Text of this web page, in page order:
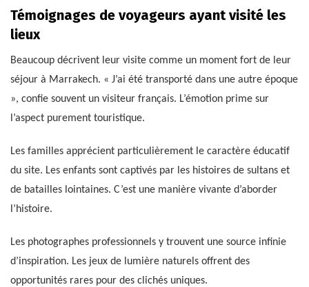
Témoignages de voyageurs ayant visité les
lieux
Beaucoup décrivent leur visite comme un moment fort de leur
séjour à Marrakech. « J’ai été transporté dans une autre époque
», confie souvent un visiteur français. L’émotion prime sur
l’aspect purement touristique.
Les familles apprécient particulièrement le caractère éducatif
du site. Les enfants sont captivés par les histoires de sultans et
de batailles lointaines. C’est une manière vivante d’aborder
l’histoire.
Les photographes professionnels y trouvent une source infinie
d’inspiration. Les jeux de lumière naturels offrent des
opportunités rares pour des clichés uniques.